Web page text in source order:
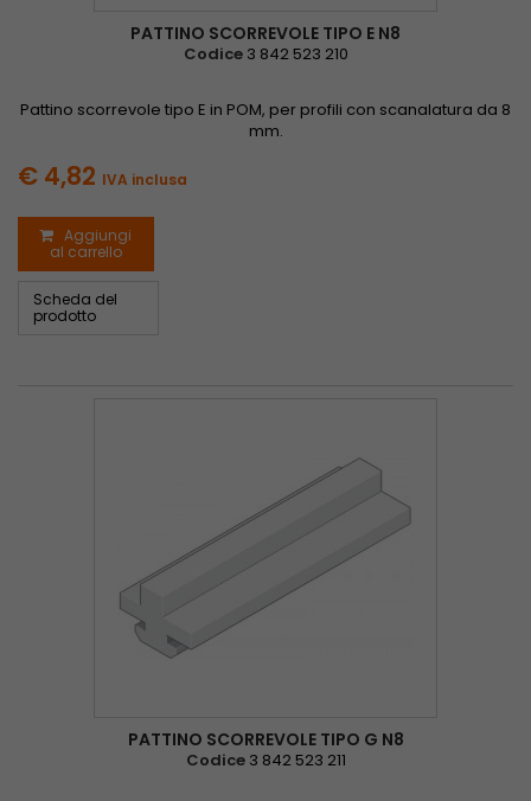
PATTINO SCORREVOLE TIPO E N8
Codice 3 842 523 210
Pattino scorrevole tipo E in POM, per profili con scanalatura da 8
mm.
€ 4,82 IVA inclusa
Aggiungi
al carrello
Scheda del
prodotto
PATTINO SCORREVOLE TIPO G N8
Codice 3 842 523 211